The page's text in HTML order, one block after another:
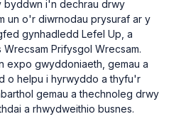
byddwn i'n dechrau drwy
un o'r diwrnodau prysuraf ar y
gynhadledd Lefel Up, a
Prifysgol Wrecsam.
expo gwyddoniaeth, gemau a
o helpu i hyrwyddo a thyfu'r
gemau a thechnoleg drwy
a rhwydweithio busnes.